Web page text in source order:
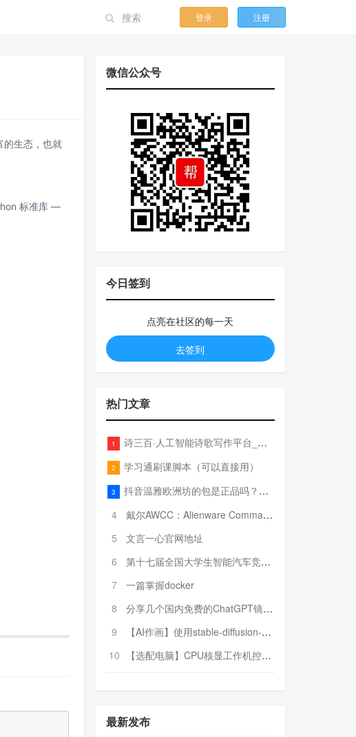
登录 注册
生态，也就
标准库 —
微信公众号
今日签到
点亮在社区的每一天
去签到
热门文章
1 诗三百·人工智能诗歌写作平台_在线作诗机_藏头诗生成器_电脑对联_姓名作诗
2 学习通刷课脚本（可以直接用）
3
抖音温雅欧洲坊的包是正品吗？温雅卖的包为啥那么便宜？
4
戴尔AWCC：Alienware Command Center 故障排除方法，里面附有超全详解呦，快来快来，欢迎观看~
5
文言一心官网地址
6
第十七届全国大学生智能汽车竞赛全国总决赛参赛队伍奖项公告
7
一篇掌握docker
8
分享几个国内免费的ChatGPT镜像网址(亲测有效-4月25日更新)
9
【AI作画】使用stable-diffusion-webui搭建AI作画平台
10
【选配电脑】CPU核显工作机控制预算5000
最新发布